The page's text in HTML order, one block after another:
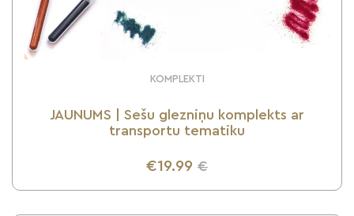
KOMPLEKTI
JAUNUMS | Sešu glezniņu komplekts ar
transportu tematiku
€19.99 €
UZZINI VAIRĀK